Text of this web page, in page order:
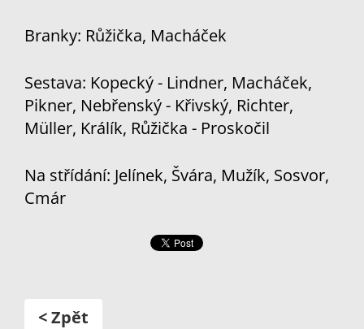
Branky: Růžička, Macháček
Sestava: Kopecký - Lindner, Macháček,
Pikner, Nebřenský - Křivský, Richter,
Müller, Králík, Růžička - Proskočil
Na střídání: Jelínek, Švára, Mužík, Sosvor,
Cmár
< Zpět